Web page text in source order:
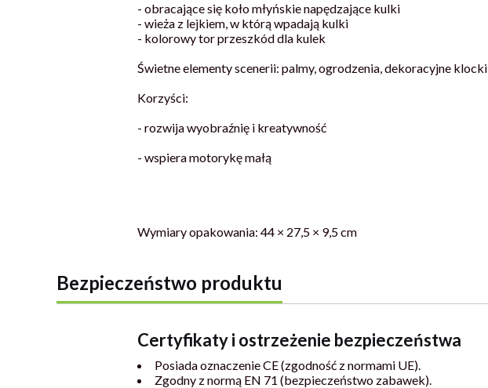
- obracające się koło młyńskie napędzające kulki
- wieża z lejkiem, w którą wpadają kulki
- kolorowy tor przeszkód dla kulek
Świetne elementy scenerii: palmy, ogrodzenia, dekoracyjne klocki
Korzyści:
- rozwija wyobraźnię i kreatywność
- wspiera motorykę małą
Wymiary opakowania: 44 × 27,5 × 9,5 cm
Bezpieczeństwo produktu
Certyfikaty i ostrzeżenie bezpieczeństwa
Posiada oznaczenie CE (zgodność z normami UE).
Zgodny z normą EN 71 (bezpieczeństwo zabawek).